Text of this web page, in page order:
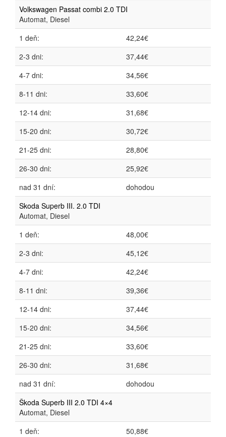
Volkswagen Passat combi 2.0 TDI
Automat, Diesel
1 deň:
42,24€
2-3 dni:
37,44€
4-7 dni:
34,56€
8-11 dni:
33,60€
12-14 dni:
31,68€
15-20 dni:
30,72€
21-25 dni:
28,80€
26-30 dni:
25,92€
nad 31 dní:
dohodou
Skoda Superb III. 2.0 TDI
Automat, Diesel
1 deň:
48,00€
2-3 dni:
45,12€
4-7 dni:
42,24€
8-11 dni:
39,36€
12-14 dni:
37,44€
15-20 dni:
34,56€
21-25 dni:
33,60€
26-30 dni:
31,68€
nad 31 dní:
dohodou
Škoda Superb III 2.0 TDI 4×4
Automat, Diesel
1 deň:
50,88€